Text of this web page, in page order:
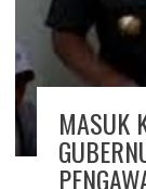
MASUK